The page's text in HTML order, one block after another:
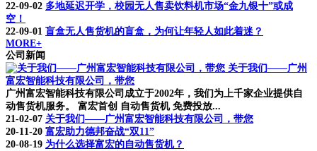
22-09-02 多地延迟开学，校园无人售卖饮料机市场“金九银十”或成
空！
22-09-01 盲盒无人售货机的盲盒，为何让年轻人如此着迷？
MORE+
公司新闻
关于我们——广州
富宏智能科技有限公司，带您
广州富宏智能科技有限公司成立于2002年，我们为上千家企业提供自
动售货机服务。 富宏首创 自动售货机 免费投放...
21-02-07 关于我们——广州富宏智能科技有限公司，带您
20-11-20 富宏助力德邦奋战“双11”
20-08-19 为什么选择富宏的自动售货机？